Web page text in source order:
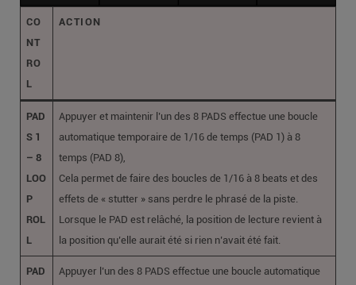
CO
NT
RO
L
ACTION
PAD
S 1
– 8
LOO
P
ROL
L
Appuyer et maintenir l’un des 8 PADS effectue une boucle
automatique temporaire de 1/16 de temps (PAD 1) à 8
temps (PAD 8),
Cela permet de faire des boucles de 1/16 à 8 beats et des
effets de « stutter » sans perdre le phrasé de la piste.
Lorsque le PAD est relâché, la position de lecture revient à
la position qu’elle aurait été si rien n’avait été fait.
PAD
Appuyer l’un des 8 PADS effectue une boucle automatique